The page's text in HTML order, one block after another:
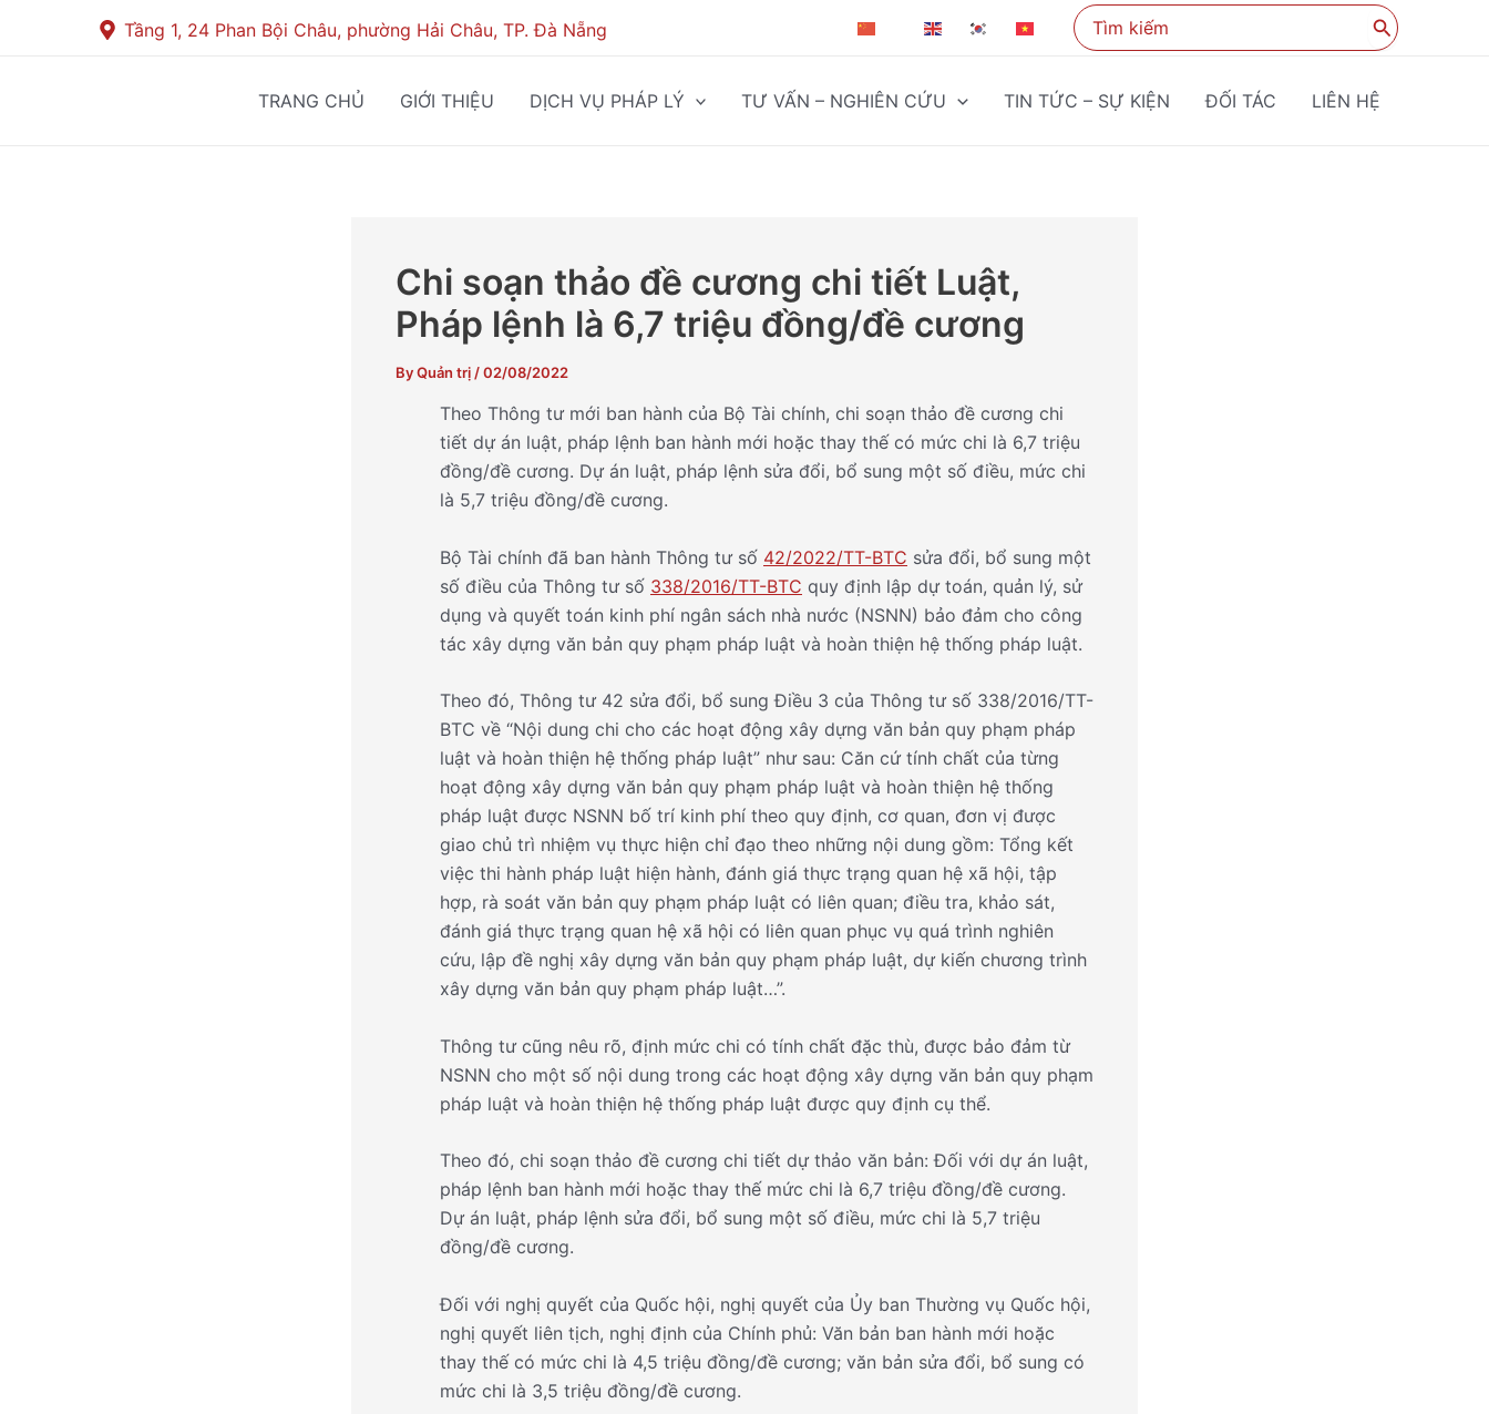
Tầng 1, 24 Phan Bội Châu, phường Hải Châu, TP. Đà Nẵng
Search
for:
TRANG CHỦ GIỚI THIỆU DỊCH VỤ PHÁP LÝ TƯ VẤN – NGHIÊN CỨU TIN TỨC – SỰ KIỆN ĐỐI TÁC LIÊN HỆ
Chi soạn thảo đề cương chi tiết Luật,
Pháp lệnh là 6,7 triệu đồng/đề cương
ByQuản trị /02/08/2022
Theo Thông tư mới ban hành của Bộ Tài chính, chi soạn thảo đề cương chi
tiết dự án luật, pháp lệnh ban hành mới hoặc thay thế có mức chi là 6,7 triệu
đồng/đề cương. Dự án luật, pháp lệnh sửa đổi, bổ sung một số điều, mức chi
là 5,7 triệu đồng/đề cương.
Bộ Tài chính đã ban hành Thông tư số 42/2022/TT-BTC sửa đổi, bổ sung một
số điều của Thông tư số 338/2016/TT-BTC quy định lập dự toán, quản lý, sử
dụng và quyết toán kinh phí ngân sách nhà nước (NSNN) bảo đảm cho công
tác xây dựng văn bản quy phạm pháp luật và hoàn thiện hệ thống pháp luật.
Theo đó, Thông tư 42 sửa đổi, bổ sung Điều 3 của Thông tư số 338/2016/TT-
BTC về “Nội dung chi cho các hoạt động xây dựng văn bản quy phạm pháp
luật và hoàn thiện hệ thống pháp luật” như sau: Căn cứ tính chất của từng
hoạt động xây dựng văn bản quy phạm pháp luật và hoàn thiện hệ thống
pháp luật được NSNN bố trí kinh phí theo quy định, cơ quan, đơn vị được
giao chủ trì nhiệm vụ thực hiện chỉ đạo theo những nội dung gồm: Tổng kết
việc thi hành pháp luật hiện hành, đánh giá thực trạng quan hệ xã hội, tập
hợp, rà soát văn bản quy phạm pháp luật có liên quan; điều tra, khảo sát,
đánh giá thực trạng quan hệ xã hội có liên quan phục vụ quá trình nghiên
cứu, lập đề nghị xây dựng văn bản quy phạm pháp luật, dự kiến chương trình
xây dựng văn bản quy phạm pháp luật…”.
Thông tư cũng nêu rõ, định mức chi có tính chất đặc thù, được bảo đảm từ
NSNN cho một số nội dung trong các hoạt động xây dựng văn bản quy phạm
pháp luật và hoàn thiện hệ thống pháp luật được quy định cụ thể.
Theo đó, chi soạn thảo đề cương chi tiết dự thảo văn bản: Đối với dự án luật,
pháp lệnh ban hành mới hoặc thay thế mức chi là 6,7 triệu đồng/đề cương.
Dự án luật, pháp lệnh sửa đổi, bổ sung một số điều, mức chi là 5,7 triệu
đồng/đề cương.
Đối với nghị quyết của Quốc hội, nghị quyết của Ủy ban Thường vụ Quốc hội,
nghị quyết liên tịch, nghị định của Chính phủ: Văn bản ban hành mới hoặc
thay thế có mức chi là 4,5 triệu đồng/đề cương; văn bản sửa đổi, bổ sung có
mức chi là 3,5 triệu đồng/đề cương.
navigation